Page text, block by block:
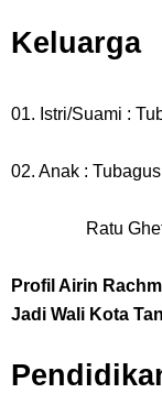
Keluarga
01. Istri/Suami :
02. Anak :
Ratu
Profil Airin
Jadi Wali Kota